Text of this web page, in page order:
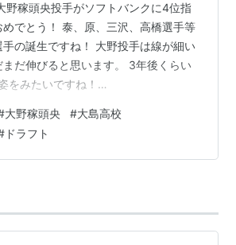
野稼頭央投手がソフトバンクに4位指
でとう！ 泰、原、三沢、高橋選手等
の誕生ですね！ 大野投手は線が細い
だ伸びると思います。 3年後くらい
をみたいですね！
大野稼頭央 #大島高校
ドラフト